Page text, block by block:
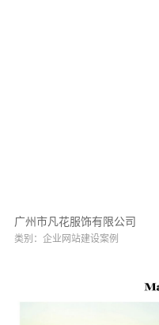
广州市凡花服饰有限公司
类别：企业网站建设案例